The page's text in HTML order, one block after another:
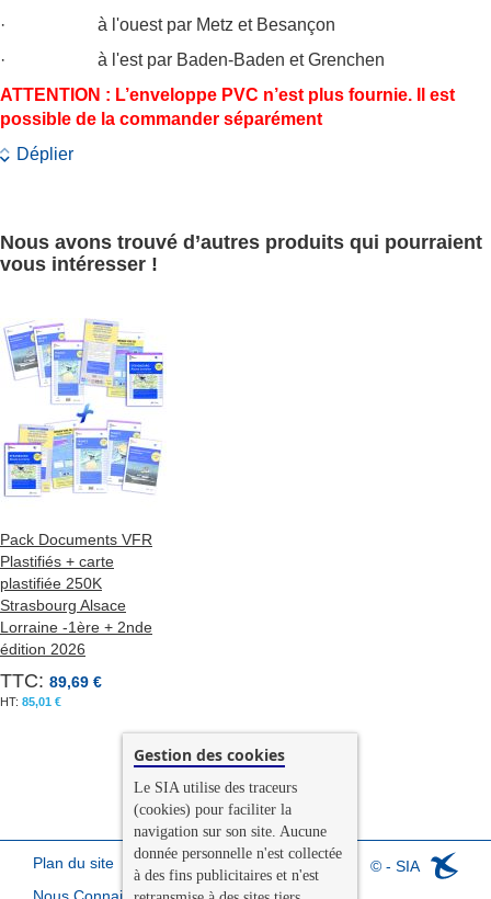
· à l'ouest par Metz et Besançon
· à l'est par Baden-Baden et Grenchen
ATTENTION : L’enveloppe PVC n’est plus fournie. Il est
possible de la commander séparément
Déplier
Nous avons trouvé d’autres produits qui pourraient
vous intéresser !
Pack Documents VFR
Plastifiés + carte
plastifiée 250K
Strasbourg Alsace
Lorraine -1ère + 2nde
édition 2026
TTC: 89,69 €
85,01 €
© - SIA
Plan du site
Gestion des cookies
Le SIA utilise des traceurs
(cookies) pour faciliter la
navigation sur son site. Aucune
donnée personnelle n'est collectée
à des fins publicitaires et n'est